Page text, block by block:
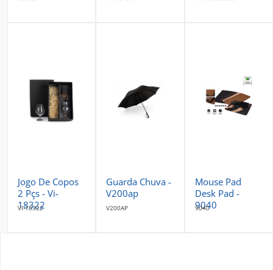
Jogo De Copos
2 Pçs - Vi-
18322
VI-18322
Guarda Chuva -
V200ap
V200AP
Mouse Pad
Desk Pad -
9040
9040